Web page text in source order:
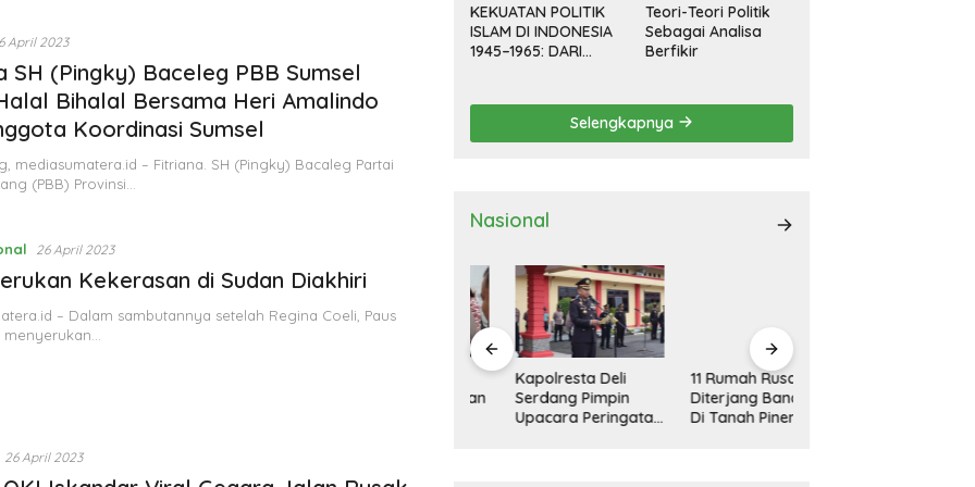
April 2023
SH (Pingky) Baceleg PBB Sumsel
Bihalal Bersama Heri Amalindo
Koordinasi Sumsel
mediasumatera.id – Fitriana. SH (Pingky) Bacaleg Partai
(PBB) Provinsi…
26 April 2023
Kekerasan di Sudan Diakhiri
– Dalam sambutannya setelah Regina Coeli, Paus
menyerukan…
26 April 2023
KEKUATAN POLITIK
ISLAM DI INDONESIA
1945–1965: DARI
TERPIMPIN
Teori-Teori Politik
Sebagai Analisa
Berfikir
Selengkapnya
Nasional
Deli Serdang
Kapolresta Deli
Serdang Pimpin
Upacara Peringatan
11 Rumah Rusak
Diterjang Bandang
Di Tanah Pinem